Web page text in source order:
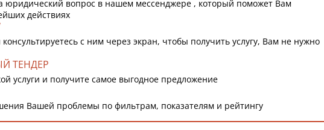
юридический вопрос в нашем мессенджере , который поможет Вам
действиях
с ним через экран, чтобы получить услугу, Вам не нужно
ТЕНДЕР
услуги и получите самое выгодное предложение
Вашей проблемы по фильтрам, показателям и рейтингу